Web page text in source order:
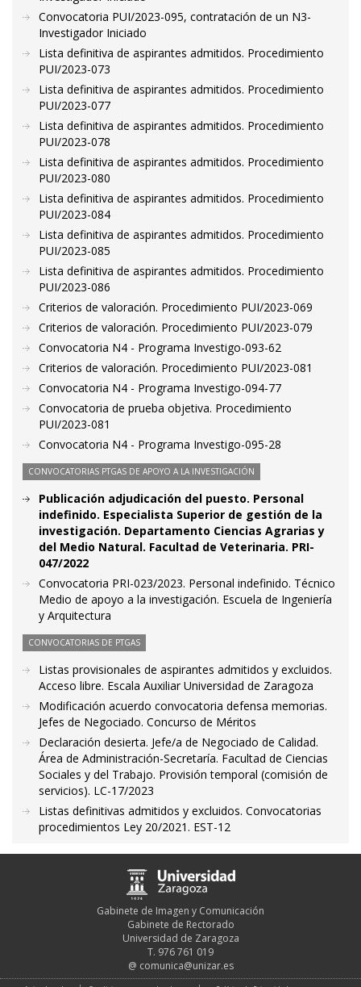
Convocatoria PUI/2023-095, contratación de un N3-
Investigador Iniciado
Lista definitiva de aspirantes admitidos. Procedimiento
PUI/2023-073
Lista definitiva de aspirantes admitidos. Procedimiento
PUI/2023-077
Lista definitiva de aspirantes admitidos. Procedimiento
PUI/2023-078
Lista definitiva de aspirantes admitidos. Procedimiento
PUI/2023-080
Lista definitiva de aspirantes admitidos. Procedimiento
PUI/2023-084
Lista definitiva de aspirantes admitidos. Procedimiento
PUI/2023-085
Lista definitiva de aspirantes admitidos. Procedimiento
PUI/2023-086
Criterios de valoración. Procedimiento PUI/2023-069
Criterios de valoración. Procedimiento PUI/2023-079
Convocatoria N4 - Programa Investigo-093-62
Criterios de valoración. Procedimiento PUI/2023-081
Convocatoria N4 - Programa Investigo-094-77
Convocatoria de prueba objetiva. Procedimiento
PUI/2023-081
Convocatoria N4 - Programa Investigo-095-28
CONVOCATORIAS PTGAS DE APOYO A LA INVESTIGACIÓN
Publicación adjudicación del puesto. Personal
indefinido. Especialista Superior de gestión de la
investigación. Departamento Ciencias Agrarias y
del Medio Natural. Facultad de Veterinaria. PRI-
047/2022
Convocatoria PRI-023/2023. Personal indefinido. Técnico
Medio de apoyo a la investigación. Escuela de Ingeniería
y Arquitectura
CONVOCATORIAS DE PTGAS
Listas provisionales de aspirantes admitidos y excluidos.
Acceso libre. Escala Auxiliar Universidad de Zaragoza
Modificación acuerdo convocatoria defensa memorias.
Jefes de Negociado. Concurso de Méritos
Declaración desierta. Jefe/a de Negociado de Calidad.
Área de Administración-Secretaría. Facultad de Ciencias
Sociales y del Trabajo. Provisión temporal (comisión de
servicios). LC-17/2023
Listas definitivas admitidos y excluidos. Convocatorias
procedimientos Ley 20/2021. EST-12
Gabinete de Imagen y Comunicación
Gabinete de Rectorado
Universidad de Zaragoza
T. 976 761 019
@ comunica@unizar.es